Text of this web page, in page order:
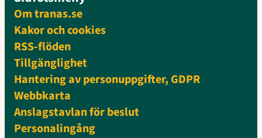
Om tranas.se
Kakor och cookies
RSS-flöden
Tillgänglighet
Hantering av personuppgifter, GDPR
Webbkarta
Anslagstavlan för beslut
Personalingång